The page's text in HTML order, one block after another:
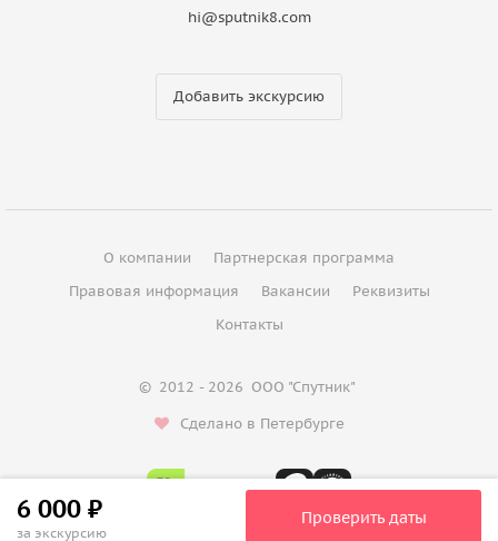
6 000 ₽
за экскурсию
Проверить даты
hi@sputnik8.com
Добавить экскурсию
О компании
Партнерская программа
Правовая информация
Вакансии
Реквизиты
Контакты
© 2012 - 2026 ООО "Спутник"
Сделано в Петербурге